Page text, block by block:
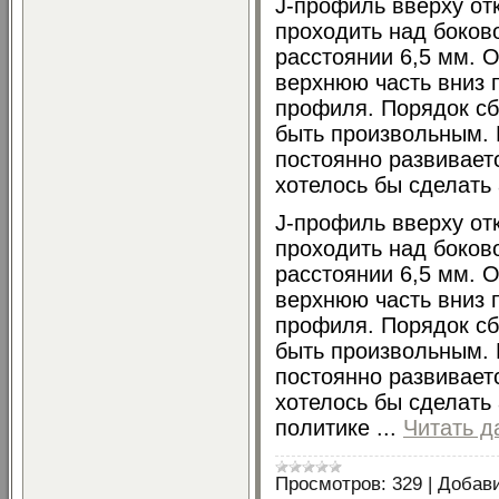
J-профиль вверху
проходить над
расстоянии 6,5 мм.
верхнюю часть вниз
профиля. Порядок
быть
постоянно
хотелось бы
J-профиль вверху
проходить над
расстоянии 6,5 мм.
верхнюю часть вниз
профиля. Порядок
быть
постоянно
хотелось бы
политике ... Читать
Просмотров: 329 |